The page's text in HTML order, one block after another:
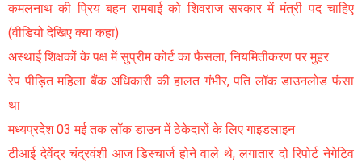
कमलनाथ की प्रिय बहन रामबाई को शिवराज सरकार में मंत्री पद चाहिए
(वीडियो देखिए क्या कहा)
अस्थाई शिक्षकों के पक्ष में सुप्रीम कोर्ट का फैसला, नियमितीकरण पर मुहर
रेप पीड़ित महिला बैंक अधिकारी की हालत गंभीर, पति लॉक डाउनलोड फंसा
था
मध्यप्रदेश 03 मई तक लॉक डाउन में ठेकेदारों के लिए गाइडलाइन
टीआई देवेंद्र चंद्रवंशी आज डिस्चार्ज होने वाले थे, लगातार दो रिपोर्ट नेगेटिव